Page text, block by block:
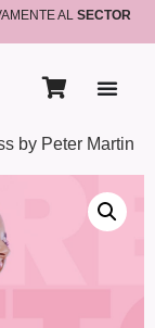
AL SECTOR
by Peter Martin